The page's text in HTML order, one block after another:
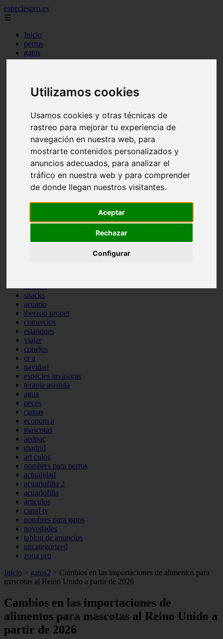
Utilizamos cookies
Usamos cookies y otras técnicas de
rastreo para mejorar tu experiencia de
navegación en nuestra web, para
mostrarte contenidos personalizados y
anuncios adecuados, para analizar el
tráfico en nuestra web y para comprender
de donde llegan nuestros visitantes.
Aceptar
Rechazar
Configurar
especiespro.es
☰
Inicio
perros
gatos
comercio
acuarios
salud
ventas
mantenimiento
aves
marketing
bienestar
peque os mam feros
verano
legislaci n
peluquer a
peluquer a canina
consejos
protagonistas
snacks
acuario
iberzoo propet
comercios
estanques
viajar
conejos
cr a
navidad
especies invasoras
terapia asistida
agua
peces
camas
econom a
mascotas
aedpac
madrid
art culos
nombres para perros
actualidad
acuariofilia 2
acuariofilia
articulos
canal tv
nombres para gatos
novedades
tablon de anuncios
uncategorized
zona pro
Inicio > gatos2 > Cambios en las importaciones de alimentos para
mascotas al Reino Unido a partir de 2026
Cambios en las importaciones de
alimentos para mascotas al Reino Unido a
partir de 2026